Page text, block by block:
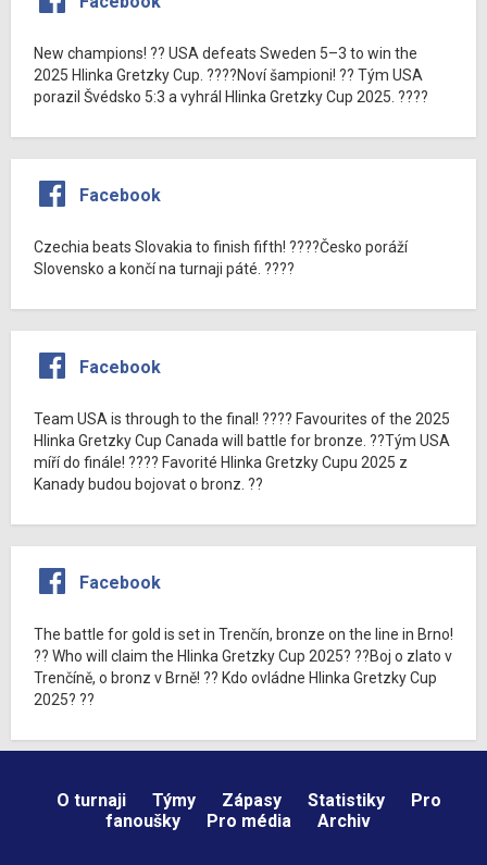
New champions! ?? USA defeats Sweden 5–3 to win the
2025 Hlinka Gretzky Cup. ????Noví šampioni! ?? Tým USA
porazil Švédsko 5:3 a vyhrál Hlinka Gretzky Cup 2025. ????
Facebook
Czechia beats Slovakia to finish fifth! ????Česko poráží
Slovensko a končí na turnaji páté. ????
Facebook
Team USA is through to the final! ???? Favourites of the 2025
Hlinka Gretzky Cup Canada will battle for bronze. ??Tým USA
míří do finále! ???? Favorité Hlinka Gretzky Cupu 2025 z
Kanady budou bojovat o bronz. ??
Facebook
The battle for gold is set in Trenčín, bronze on the line in Brno!
?? Who will claim the Hlinka Gretzky Cup 2025? ??Boj o zlato v
Trenčíně, o bronz v Brně! ?? Kdo ovládne Hlinka Gretzky Cup
2025? ??
O turnaji Týmy Zápasy Statistiky
Pro
fanoušky
Pro média Archiv